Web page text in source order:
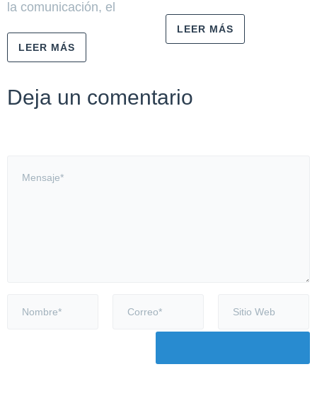
la comunicación, el
LEER MÁS
LEER MÁS
Deja un comentario